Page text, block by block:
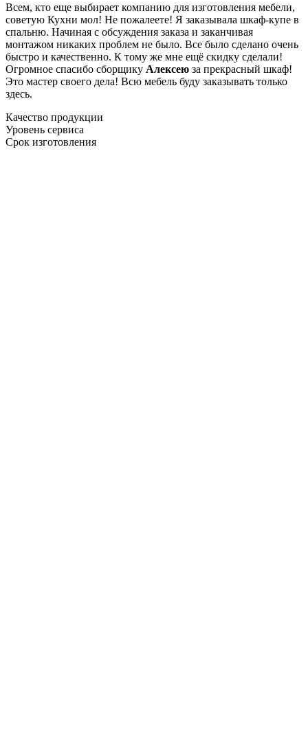
Всем, кто еще выбирает компанию для изготовления мебели,
советую Кухни мол! Не пожалеете! Я заказывала шкаф-купе в
спальню. Начиная с обсуждения заказа и заканчивая
монтажом никаких проблем не было. Все было сделано очень
быстро и качественно. К тому же мне ещё скидку сделали!
Огромное спасибо сборщику Алексею за прекрасный шкаф!
Это мастер своего дела! Всю мебель буду заказывать только
здесь.
Качество продукции
Уровень сервиса
Срок изготовления